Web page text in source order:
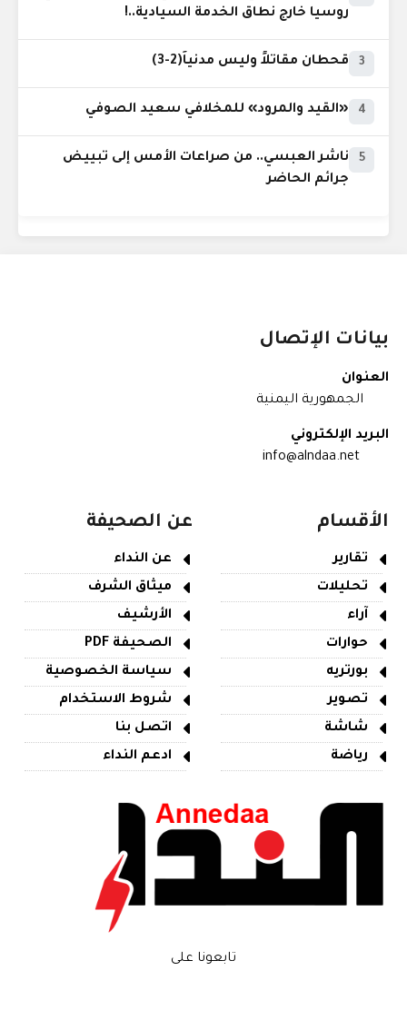
روسيا خارج نطاق الخدمة السيادية..!
3 قحطان مقاتلاً وليس مدنياً(2-3)
4 «القيد والمرود» للمخلافي سعيد الصوفي
5
ناشر العبسي.. من صراعات الأمس إلى تبييض
جرائم الحاضر
بيانات الإتصال
العنوان
الجمهورية اليمنية
البريد الإلكتروني
info@alndaa.net
الأقسام
تقارير
تحليلات
آراء
حوارات
بورتريه
تصوير
شاشة
رياضة
عن الصحيفة
عن النداء
ميثاق الشرف
الأرشيف
الصحيفة PDF
سياسة الخصوصية
شروط الاستخدام
اتصل بنا
ادعم النداء
تابعونا على